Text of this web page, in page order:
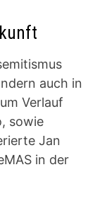
auch in
Verlauf
sowie
Jan
in der